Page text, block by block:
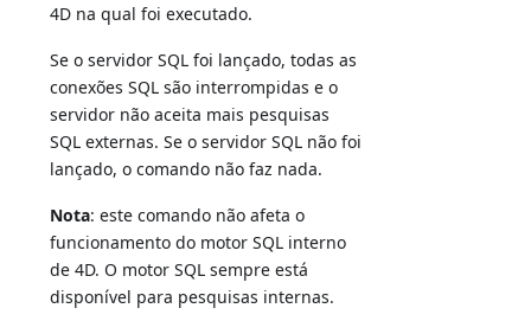
4D na qual foi executado.
Se o servidor SQL foi lançado, todas as
conexões SQL são interrompidas e o
servidor não aceita mais pesquisas
SQL externas. Se o servidor SQL não foi
lançado, o comando não faz nada.
Nota: este comando não afeta o
funcionamento do motor SQL interno
de 4D. O motor SQL sempre está
disponível para pesquisas internas.